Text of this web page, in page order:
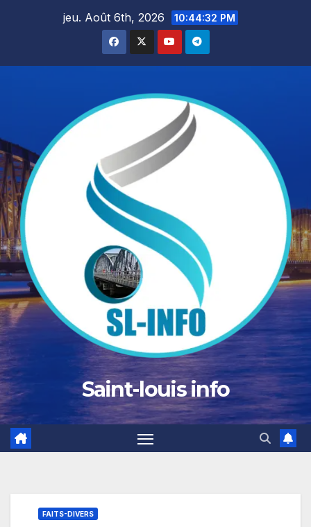
jeu. Août 6th, 2026 10:44:34 PM
Saint-louis info
FAITS-DIVERS